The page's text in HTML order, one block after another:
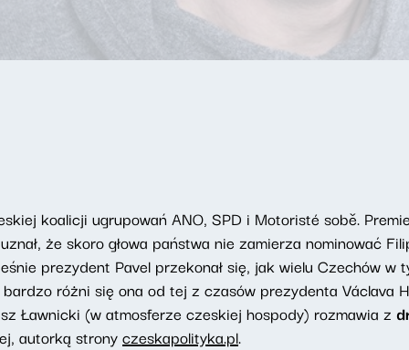
koalicji ugrupowań ANO, SPD i Motoristé sobě.
że skoro głowa państwa nie zamierza nominować
prezydent Pavel przekonał się, jak wielu Czechów w
różni się ona od tej z czasów prezydenta Václava
Ławnicki (w atmosferze czeskiej hospody) rozmawia z
autorką stronyczeskapolityka.pl.